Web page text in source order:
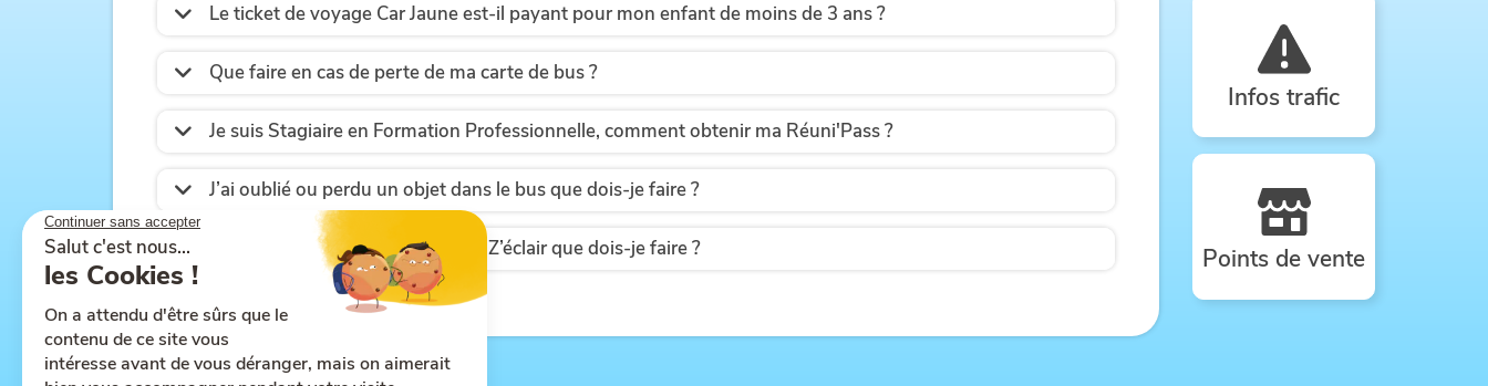
Le ticket de voyage Car Jaune est-il payant pour mon enfant de moins de 3 ans ?
Que faire en cas de perte de ma carte de bus ?
Je suis Stagiaire en Formation Professionnelle, comment obtenir ma Réuni'Pass ?
J’ai oublié ou perdu un objet dans le bus que dois-je faire ?
J’ai en ma possession des tickets Z’éclair que dois-je faire ?
Infos trafic
Points de vente